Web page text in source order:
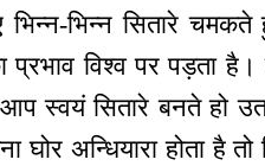
भिन्न सितारे
प्रभाव विश्व पर पड़ता
स्वयं सितारे बनते हो
अन्धियारा होता है तो